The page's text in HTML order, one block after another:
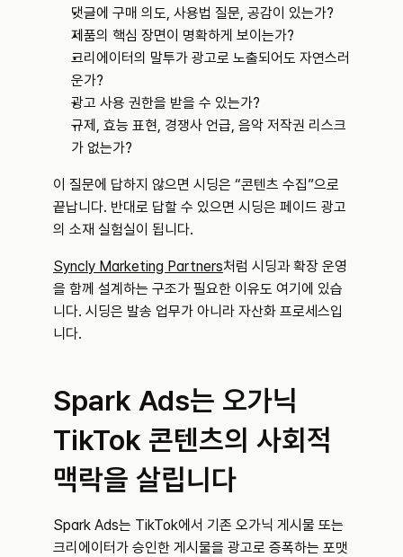
댓글에 구매 의도, 사용법 질문, 공감이 있는가?
제품의 핵심 장면이 명확하게 보이는가?
크리에이터의 말투가 광고로 노출되어도 자연스러
운가?
광고 사용 권한을 받을 수 있는가?
규제, 효능 표현, 경쟁사 언급, 음악 저작권 리스크
가 없는가?
이 질문에 답하지 않으면 시딩은 “콘텐츠 수집”으로
끝납니다. 반대로 답할 수 있으면 시딩은 페이드 광고
의 소재 실험실이 됩니다.
Syncly Marketing Partners처럼 시딩과 확장 운영
을 함께 설계하는 구조가 필요한 이유도 여기에 있습
니다. 시딩은 발송 업무가 아니라 자산화 프로세스입
니다.
Spark Ads는 오가닉
TikTok 콘텐츠의 사회적
맥락을 살립니다
Spark Ads는 TikTok에서 기존 오가닉 게시물 또는
크리에이터가 승인한 게시물을 광고로 증폭하는 포맷